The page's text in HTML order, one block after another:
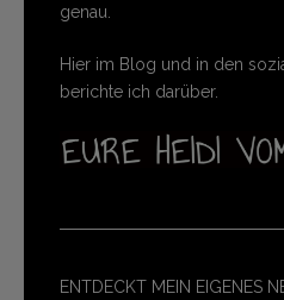
genau.
Hier im Blog und in den
berichte ich darüber.
ENTDECKT MEIN EIGENES